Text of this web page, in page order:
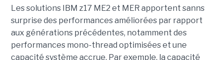
Les solutions IBM z17 ME2 et MER apportent sanns
surprise des performances améliorées par rapport
aux générations précédentes, notamment des
performances mono-thread optimisées et une
capacité système accrue. Par exemple, la capacité